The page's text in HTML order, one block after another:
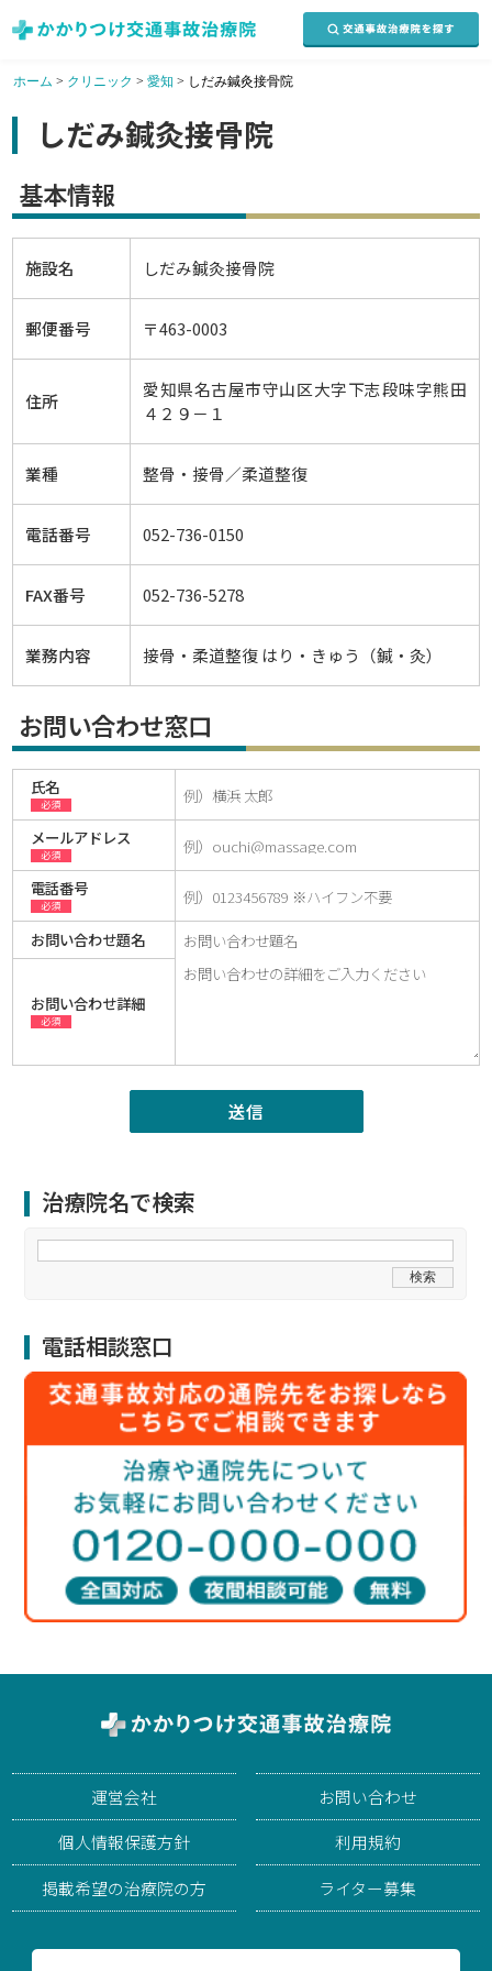
ホーム > クリニック > 愛知 > しだみ鍼灸接骨院
しだみ鍼灸接骨院
基本情報
施設名 しだみ鍼灸接骨院
郵便番号 〒463-0003
住所
愛知県名古屋市守山区大字下志段味字熊田
４２９－１
業種 整骨・接骨／柔道整復
電話番号 052-736-0150
FAX番号 052-736-5278
業務内容 接骨・柔道整復 はり・きゅう（鍼・灸）
お問い合わせ窓口
氏名
必須
メールアドレス
必須
電話番号
必須
お問い合わせ題名
お問い合わせ詳細
必須
治療院名で検索
電話相談窓口
運営会社
個人情報保護方針
掲載希望の治療院の方
お問い合わせ
利用規約
ライター募集